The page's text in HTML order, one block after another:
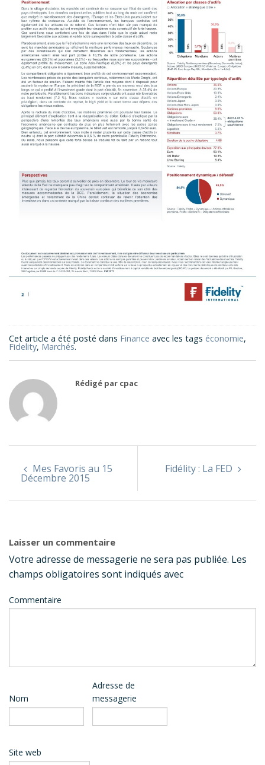
Cet article a été posté dans Finance avec les tags économie,
Fidelity, Marchés.
Rédigé par cpac
Mes Favoris au 15
Décembre 2015
Fidélity : La FED
Laisser un commentaire
Votre adresse de messagerie ne sera pas publiée. Les
champs obligatoires sont indiqués avec
Commentaire
Nom
Adresse de
messagerie
Site web